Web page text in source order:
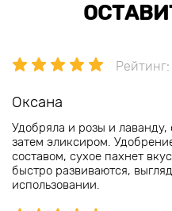
Рейтинг:
Оксана
Удобряла и розы и
затем эликсиром.
составом, сухое пахнет
быстро развиваются,
использовании.